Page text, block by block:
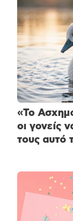
«Το
οι γονείς
τους αυτό